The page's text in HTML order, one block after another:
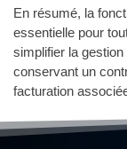
En résumé, la
essentielle pour
simplifier la
conservant un
facturation